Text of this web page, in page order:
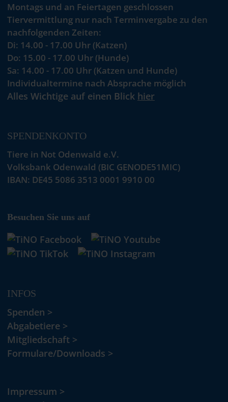
Montags und an Feiertagen geschlossen
Tiervermittlung nur nach Terminvergabe zu den
nachfolgenden Zeiten:
Di: 14.00 - 17.00 Uhr (Katzen)
Do: 15.00 - 17.00 Uhr (Hunde)
Sa: 14.00 - 17.00 Uhr (Katzen und Hunde)
Individualtermine nach Absprache möglich
Alles Wichtige auf einen Blick hier
SPENDENKONTO
Tiere in Not Odenwald e.V.
Volksbank Odenwald (BIC GENODE51MIC)
IBAN: DE45 5086 3513 0001 9910 00
Besuchen Sie uns auf
INFOS
Spenden >
Abgabetiere >
Mitgliedschaft >
Formulare/Downloads >
Impressum >